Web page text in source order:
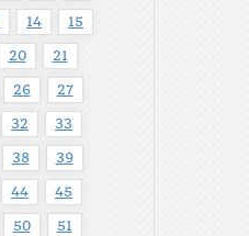
14 15
20 21
26 27
32 33
38 39
44 45
50 51